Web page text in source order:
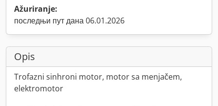
Ažuriranje:
последњи пут дана 06.01.2026
Opis
Trofazni sinhroni motor, motor sa menjačem,
elektromotor